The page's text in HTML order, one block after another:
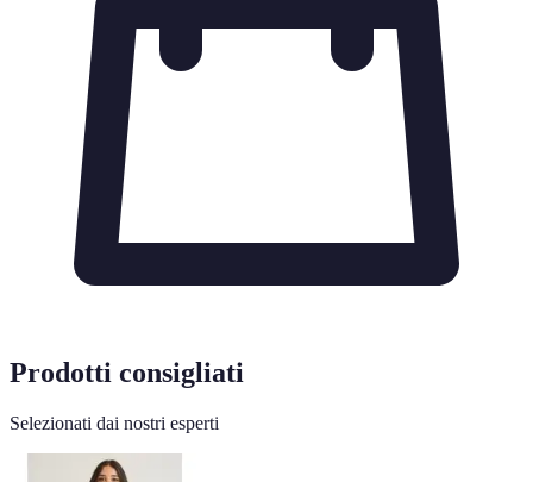
Prodotti consigliati
Selezionati dai nostri esperti